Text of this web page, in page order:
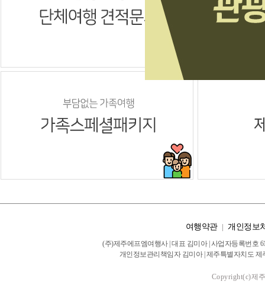
여행약관| 개인정보
(주)제주에프엠여행사 | 대표 김미아 | 사업자등록번호
개인정보관리책임자 김미아 | 제주특별자치도 제
Copyright(c)제